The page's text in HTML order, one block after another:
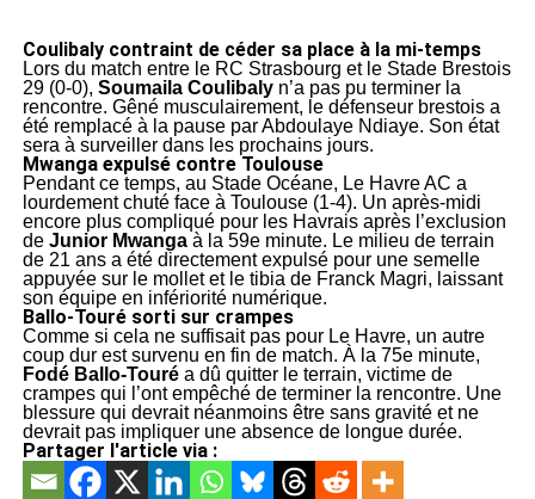
Coulibaly contraint de céder sa place à la mi-temps
Lors du match entre le RC Strasbourg et le Stade Brestois
29 (0-0), Soumaila Coulibalyn’a pas pu terminer la
rencontre. Gêné musculairement, le défenseur brestois a
été remplacé à la pause par Abdoulaye Ndiaye. Son état
sera à surveiller dans les prochains jours.
Mwanga expulsé contre Toulouse
Pendant ce temps, au Stade Océane, Le Havre AC a
lourdement chuté face à Toulouse (1-4). Un après-midi
encore plus compliqué pour les Havrais après l’exclusion
de Junior Mwangaà la 59e minute. Le milieu de terrain
de 21 ans a été directement expulsé pour une semelle
appuyée sur le mollet et le tibia de Franck Magri, laissant
son équipe en infériorité numérique.
Ballo-Touré sorti sur crampes
Comme si cela ne suffisait pas pour Le Havre, un autre
coup dur est survenu en fin de match. À la 75e minute,
Fodé Ballo-Touréa dû quitter le terrain, victime de
crampes qui l’ont empêché de terminer la rencontre. Une
blessure qui devrait néanmoins être sans gravité et ne
devrait pas impliquer une absence de longue durée.
Partager l'article via :